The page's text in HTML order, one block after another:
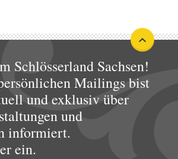
Schlösserland Sachsen!
Mailings bist
und exklusiv über
und
informiert.
ein.